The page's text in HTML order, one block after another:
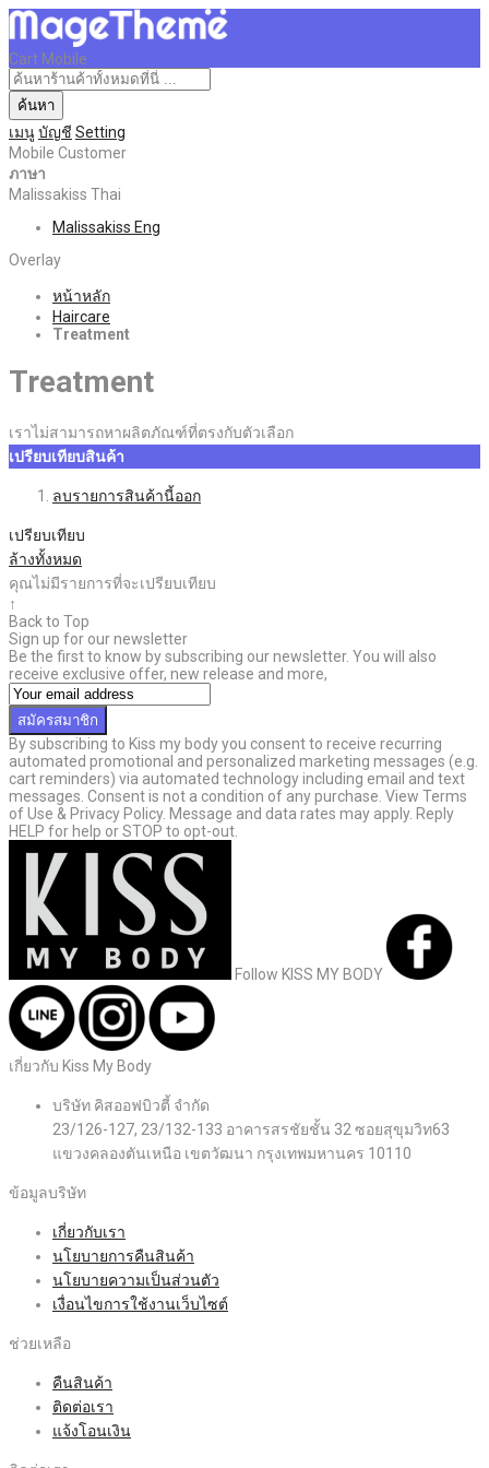
Cart Mobile
ค้นหา
เมนูบัญชี Setting
Mobile Customer
ภาษา
Malissakiss Thai
Malissakiss Eng
Overlay
หน้าหลัก
Haircare
Treatment
Treatment
เราไม่สามารถหาผลิตภัณฑ์ที่ตรงกับตัวเลือก
เปรียบเทียบสินค้า
ลบรายการสินค้านี้ออก
เปรียบเทียบ
ล้างทั้งหมด
คุณไม่มีรายการที่จะเปรียบเทียบ
↑
Back to Top
Sign up for our newsletter
Be the first to know by subscribing our newsletter. You will also
receive exclusive offer, new release and more,
สมัครสมาชิก
By subscribing to Kiss my body you consent to receive recurring
automated promotional and personalized marketing messages (e.g.
cart reminders) via automated technology including email and text
messages. Consent is not a condition of any purchase. View Terms
of Use & Privacy Policy. Message and data rates may apply. Reply
HELP for help or STOP to opt-out.
Follow KISS MY BODY
เกี่ยวกับ Kiss My Body
บริษัท คิสออฟบิวตี้ จำกัด
23/126-127, 23/132-133 อาคารสรชัยชั้น 32 ซอยสุขุมวิท63
แขวงคลองตันเหนือ เขตวัฒนา กรุงเทพมหานคร 10110
ข้อมูลบริษัท
เกี่ยวกับเรา
นโยบายการคืนสินค้า
นโยบายความเป็นส่วนตัว
เงื่อนไขการใช้งานเว็บไซต์
ช่วยเหลือ
คืนสินค้า
ติดต่อเรา
แจ้งโอนเงิน